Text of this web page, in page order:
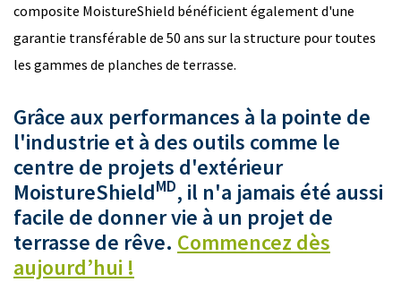
composite MoistureShield bénéficient également d'une
garantie transférable de 50 ans sur la structure pour toutes
les gammes de planches de terrasse.
Grâce aux performances à la pointe de
l'industrie et à des outils comme le
centre de projets d'extérieur
MoistureShieldMD, il n'a jamais été aussi
facile de donner vie à un projet de
terrasse de rêve. Commencez dès
aujourd’hui !